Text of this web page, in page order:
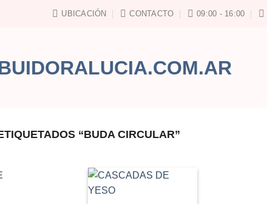
UBICACIÓN CONTACTO 09:00 - 16:00
“BUDA CIRCULAR”